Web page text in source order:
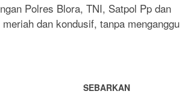
Polres Blora, TNI, Satpol Pp dan
dan kondusif, tanpa menganggu
SEBARKAN